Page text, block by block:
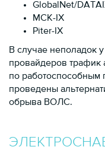
GlobalNet/
МСК-IX
Piter-IX
В случае неполадок
провайдеров трафик
по
проведены
обрыва ВОЛС.